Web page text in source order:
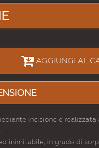
AGGIUNGI AL
incisione e
inimitabile, in grado di